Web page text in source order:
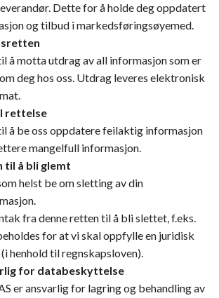
Dette for å holde deg oppdatert
og tilbud i markedsføringsøyemed.
å motta utdrag av all informasjon som er
deg hos oss. Utdrag leveres elektronisk
rettelse
å be oss oppdatere feilaktig informasjon
mangelfull informasjon.
til å bli glemt
helst be om sletting av din
fra denne retten til å bli slettet, f.eks.
for at vi skal oppfylle en juridisk
henhold til regnskapsloven).
for databeskyttelse
er ansvarlig for lagring og behandling av